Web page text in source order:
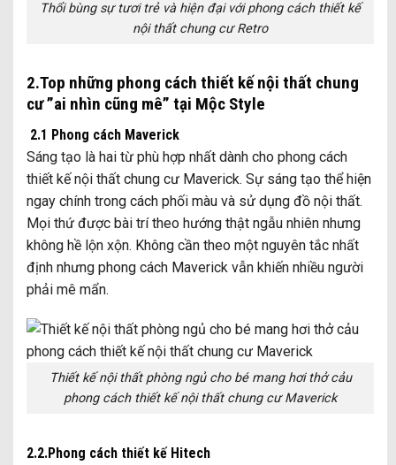
Thổi bùng sự tươi trẻ và hiện đại với phong cách thiết kế
nội thất chung cư Retro
2.Top những phong cách thiết kế nội thất chung
cư ”ai nhìn cũng mê” tại Mộc Style
2.1 Phong cách Maverick
Sáng tạo là hai từ phù hợp nhất dành cho phong cách
thiết kế nội thất chung cư Maverick. Sự sáng tạo thể hiện
ngay chính trong cách phối màu và sử dụng đồ nội thất.
Mọi thứ được bài trí theo hướng thật ngẫu nhiên nhưng
không hề lộn xộn. Không cần theo một nguyên tắc nhất
định nhưng phong cách Maverick vẫn khiến nhiều người
phải mê mẩn.
Thiết kế nội thất phòng ngủ cho bé mang hơi thở cảu
phong cách thiết kế nội thất chung cư Maverick
2.2.Phong cách thiết kế Hitech